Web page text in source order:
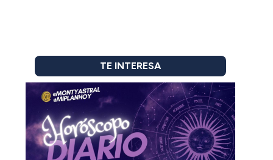
TE INTERESA